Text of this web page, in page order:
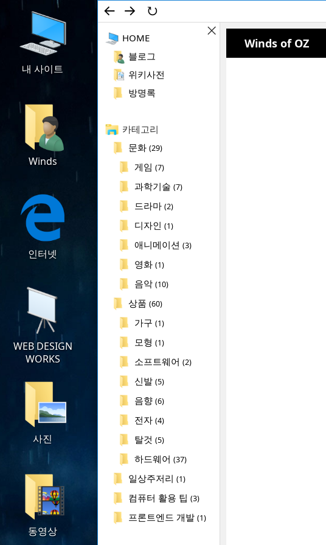
내 사이트
Winds
인터넷
WEB DESIGN
WORKS
사진
동영상
다운로드
위키사전
방명록
← → ↻
컨텐츠로 건너뛰기
HOME
블로그
위키사전
방명록
카테고리
문화 (29)
게임 (7)
과학기술 (7)
드라마 (2)
디자인 (1)
애니메이션 (3)
영화 (1)
음악 (10)
상품 (60)
가구 (1)
모형 (1)
소프트웨어 (2)
신발 (5)
음향 (6)
전자 (4)
탈것 (5)
하드웨어 (37)
일상주저리 (1)
컴퓨터 활용 팁 (3)
프론트엔드 개발 (1)
Winds of OZ